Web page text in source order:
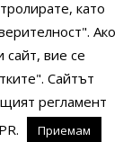
by We Work With
като
Ако
сайт, вие се
Сайтът
регламент
Приемам